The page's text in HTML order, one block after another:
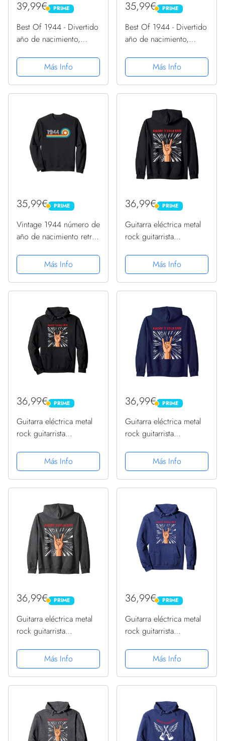
39,99€ PRIME
PRIME
Best Of 1944 - Divertido
año de nacimiento,
cumpleaños 1944
Sudadera con Capucha
Más Info
35,99€ PRIME
PRIME
Best Of 1944 - Divertido
año de nacimiento,
cumpleaños 1944
Sudadera
Más Info
35,99€ PRIME
PRIME
Vintage 1944 número de
año de nacimiento retro
1944 Sudadera
Más Info
36,99€ PRIME
PRIME
Guitarra eléctrica metal
rock guitarrista
Sudadera con Capucha
Más Info
36,99€ PRIME
PRIME
Guitarra eléctrica metal
rock guitarrista
Sudadera con Capucha
Más Info
36,99€ PRIME
PRIME
Guitarra eléctrica metal
rock guitarrista
Sudadera con Capucha
Más Info
36,99€ PRIME
PRIME
Guitarra eléctrica metal
rock guitarrista
Sudadera con Capucha
Más Info
36,99€ PRIME
PRIME
Guitarra eléctrica metal
rock guitarrista
Sudadera con Capucha
Más Info